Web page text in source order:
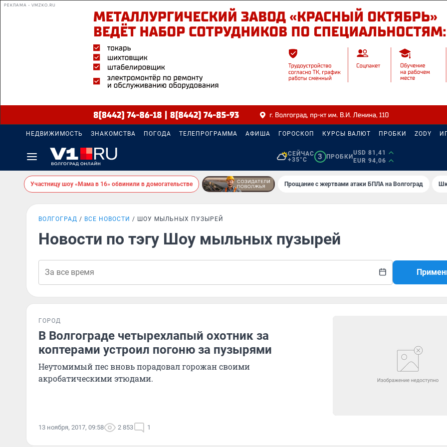
РЕКЛАМА • VMZKO.RU
НЕДВИЖИМОСТЬ ЗНАКОМСТВА ПОГОДА ТЕЛЕПРОГРАММА АФИША ГОРОСКОП КУРСЫ ВАЛЮТ ПРОБКИ ZODY
СЕЙЧАС
+35°C
3 ПРОБКИ
USD 81,41
EUR 94,06
Участницу шоу «Мама в 16» обвинили в домогательстве Прощание с жертвами атаки БПЛА на Волгоград
ВОЛГОГРАД ВСЕ НОВОСТИ ШОУ МЫЛЬНЫХ ПУЗЫРЕЙ
Новости по тэгу Шоу мыльных пузырей
ГОРОД
В Волгограде четырехлапый охотник за
коптерами устроил погоню за пузырями
Неутомимый пес вновь порадовал горожан своими
акробатическими этюдами.
13 ноября, 2017, 09:58 2 853 1